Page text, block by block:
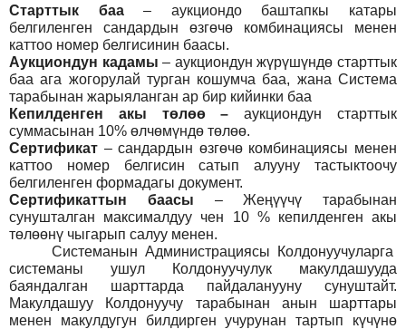
Старттык баа– аукциондо баштапкы катары
белгиленген сандардын өзгөчө комбинациясы менен
каттоо номер белгисинин баасы.
Аукциондун кадамы – аукциондун жүрүшүндө старттык
баа ага жогорулай турган кошумча баа, жана Система
тарабынан жарыяланган ар бир кийинки баа
Кепилденген акы төлөө
–аукциондун старттык
суммасынан 10% өлчөмүндө төлөө.
Сертификат – сандардын өзгөчө комбинациясы менен
каттоо номер белгисин сатып алууну тастыктоочу
белгиленген формадагы документ.
Сертификаттын баасы – Жеңүүчү тарабынан
сунушталган максималдуу чен 10 % кепилденген акы
төлөөнү чыгарып салуу менен.
СистеманынАдминистрациясы Колдонуучуларга
системаны ушул Колдонуучулук макулдашууда
баяндалган шарттарда пайдаланууну сунуштайт.
Макулдашуу Колдонуучу тарабынан анын шарттары
менен макулдугун билдирген учурунан тартып күчүнө